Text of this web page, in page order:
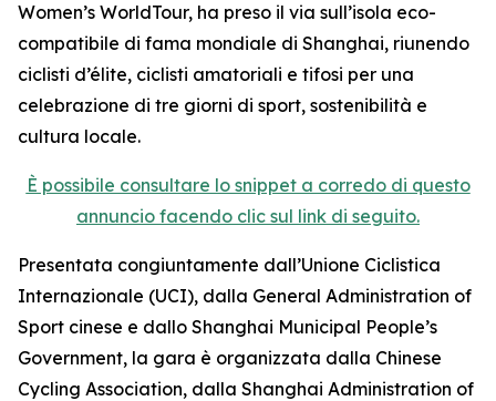
Women’s WorldTour, ha preso il via sull’isola eco-
compatibile di fama mondiale di Shanghai, riunendo
ciclisti d’élite, ciclisti amatoriali e tifosi per una
celebrazione di tre giorni di sport, sostenibilità e
cultura locale.
È possibile consultare lo snippet a corredo di questo
annuncio facendo clic sul link di seguito.
Presentata congiuntamente dall’Unione Ciclistica
Internazionale (UCI), dalla General Administration of
Sport cinese e dallo Shanghai Municipal People’s
Government, la gara è organizzata dalla Chinese
Cycling Association, dalla Shanghai Administration of